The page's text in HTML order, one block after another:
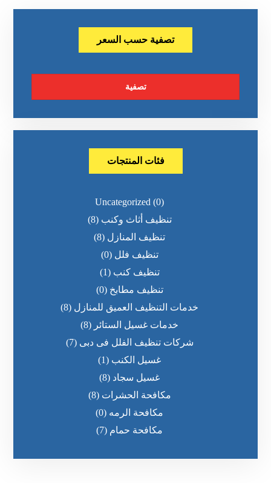
تصفية حسب السعر
تصفية
فئات المنتجات
Uncategorized (0)
تنظيف أثاث وكنب (8)
تنظيف المنازل (8)
تنظيف فلل (0)
تنظيف كنب (1)
تنظيف مطابخ (0)
خدمات التنظيف العميق للمنازل (8)
خدمات غسيل الستائر (8)
شركات تنظيف الفلل فى دبى (7)
غسيل الكنب (1)
غسيل سجاد (8)
مكافحة الحشرات (8)
مكافحة الرمه (0)
مكافحة حمام (7)